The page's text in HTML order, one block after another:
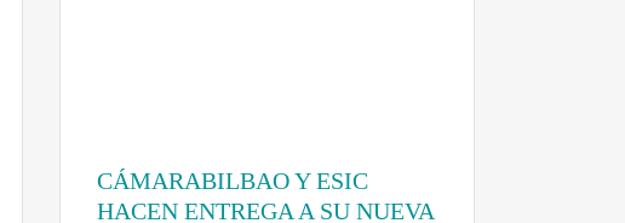
CÁMARABILBAO Y ESIC
HACEN ENTREGA A SU NUEVA